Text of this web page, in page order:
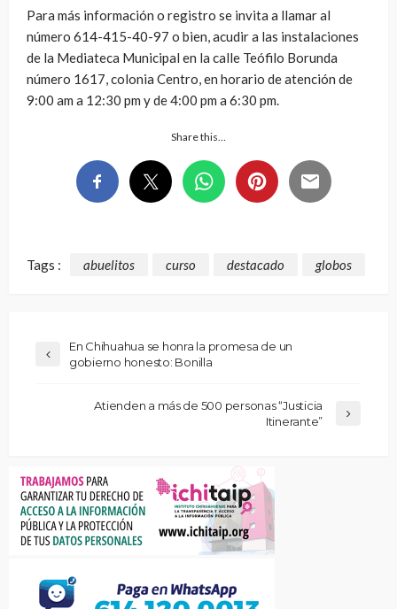
Para más información o registro se invita a llamar al
número 614-415-40-97 o bien, acudir a las instalaciones
de la Mediateca Municipal en la calle Teófilo Borunda
número 1617, colonia Centro, en horario de atención de
9:00 am a 12:30 pm y de 4:00 pm a 6:30 pm.
Share this…
Tags : abuelitos curso destacado globos
En Chihuahua se honra la promesa de un
gobierno honesto: Bonilla
Atienden a más de 500 personas “Justicia
Itinerante”